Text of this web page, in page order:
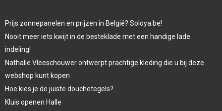
Prijs zonnepanelen en prijzen in België? Soloya.be!
Nooit meer iets kwijt in de besteklade met een handige lade
indeling!
Nathalie Vleeschouwer ontwerpt prachtige kleding die u bij deze
webshop kunt kopen
Hoe kies je de juiste douchetegels?
Kluis openen Halle